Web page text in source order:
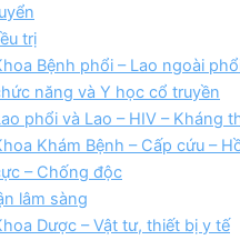
trị
Bệnh phổi – Lao ngoài
năng và Y học cổ truyền
phổi và Lao – HIV – Kháng
Khám Bệnh – Cấp cứu –
– Chống độc
lâm sàng
Dược – Vật tư, thiết bị y tế